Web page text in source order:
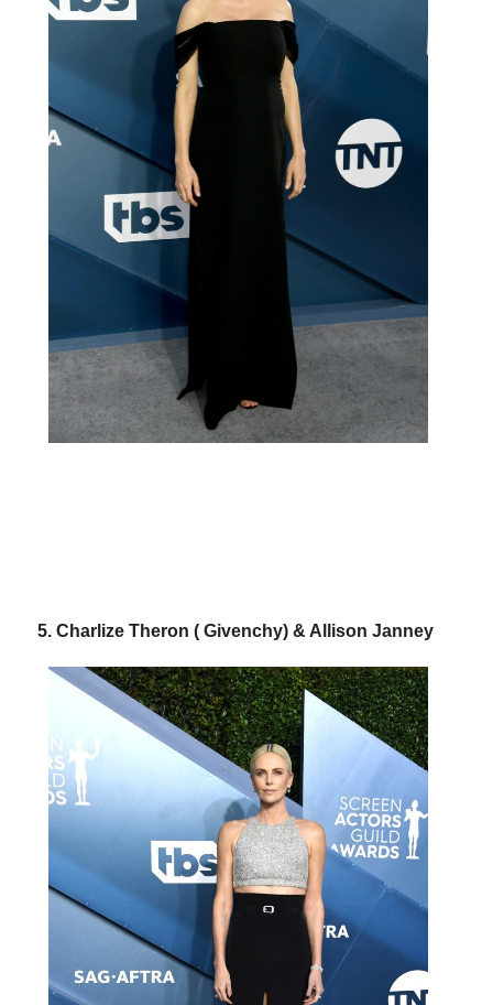
5. Charlize Theron ( Givenchy) & Allison Janney